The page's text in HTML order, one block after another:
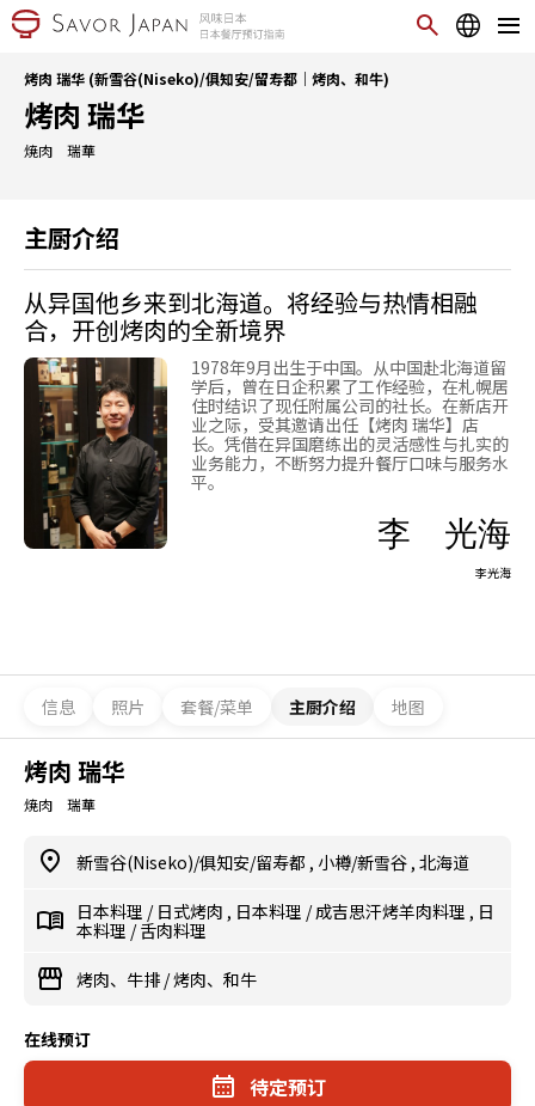
烤肉 瑞华 (新雪谷(Niseko)/俱知安/留寿都｜烤肉、和牛)
烤肉 瑞华
焼肉 瑞華
主厨介绍
从异国他乡来到北海道。将经验与热情相融
合，开创烤肉的全新境界
1978年9月出生于中国。从中国赴北海道留
学后，曾在日企积累了工作经验，在札幌居
住时结识了现任附属公司的社长。在新店开
业之际，受其邀请出任【烤肉 瑞华】店
长。凭借在异国磨练出的灵活感性与扎实的
业务能力，不断努力提升餐厅口味与服务水
平。
李 光海
李光海
信息 照片 套餐/菜单 主厨介绍 地图
烤肉 瑞华
焼肉 瑞華
新雪谷(Niseko)/俱知安/留寿都 , 小樽/新雪谷 , 北海道
日本料理 / 日式烤肉 , 日本料理 /成吉思汗烤羊肉料理 , 日
本料理 /舌肉料理
烤肉、牛排 /烤肉、和牛
在线预订
待定预订